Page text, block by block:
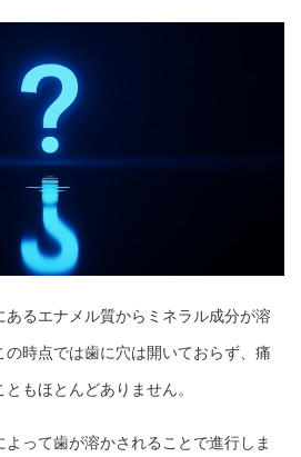
るエナメル質からミネラル成分が溶
時点では歯に穴は開いておらず、痛
もほとんどありません。
って歯が溶かされることで進行しま